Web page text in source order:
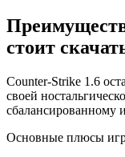
стоит
Counter-Strike 1.6
своей
сбалансированному
Основные плюсы